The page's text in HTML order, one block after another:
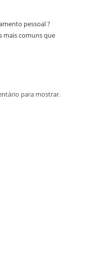
pessoal ?
mais comuns que
para mostrar.